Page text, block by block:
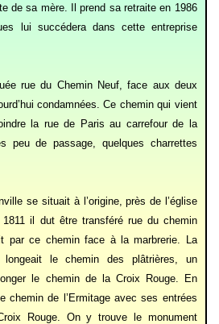
de sa mère. Il prend sa retraite en 1986
lui succédera dans cette entreprise
rue du Chemin Neuf, face aux deux
condamnées. Ce chemin qui vient
la rue de Paris au carrefour de la
peu de passage, quelques charrettes
se situait à l’origine, près de l’église
il dut être transféré rue du chemin
par ce chemin face à la marbrerie. La
longeait le chemin des plâtrières, un
le chemin de la Croix Rouge. En
chemin de l’Ermitage avec ses entrées
Rouge. On y trouve le monument